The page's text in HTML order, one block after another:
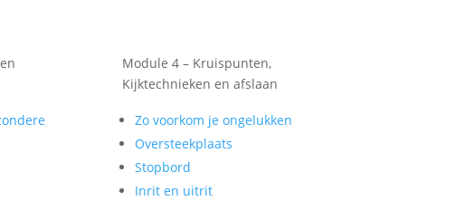
Module 4 – Kruispunten,
Kijktechnieken en afslaan
Zo voorkom je ongelukken
Oversteekplaats
Stopbord
Inrit en uitrit